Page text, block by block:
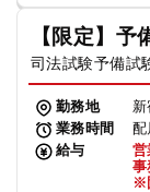
【限定】
司法試験予備試
勤務地
業務時間
配
給与
営
事
※